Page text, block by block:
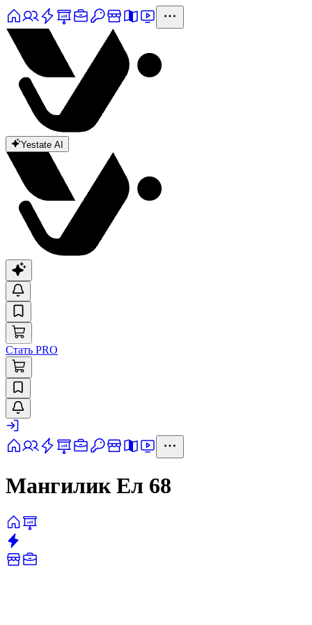
Yestate AI
Стать PRO
Мангилик Ел 68